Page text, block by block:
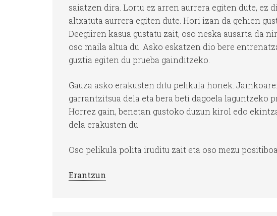
saiatzen dira. Lortu ez arren aurrera egiten dute, ez
altxatuta aurrera egiten dute. Hori izan da gehien
Deegiiren kasua gustatu zait, oso neska ausarta da
oso maila altua du. Asko eskatzen dio bere
guztia egiten du prueba gainditzeko.
Gauza asko erakusten ditu pelikula honek.
garrantzitsua dela eta bera beti dagoela laguntzeko
Horrez gain, benetan gustoko duzun kirol edo
dela erakusten du.
Oso pelikula polita iruditu zait eta oso mezu
Erantzun